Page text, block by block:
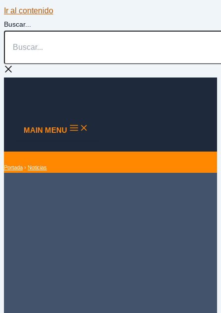
Ir al contenido
Buscar...
MAIN MENU
Portada › Noticias